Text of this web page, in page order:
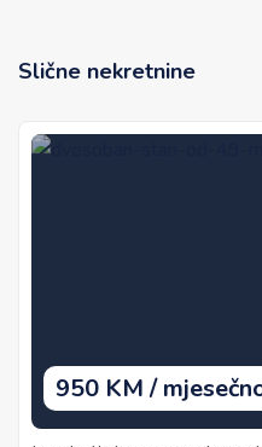
Slične nekretnine
950 KM /